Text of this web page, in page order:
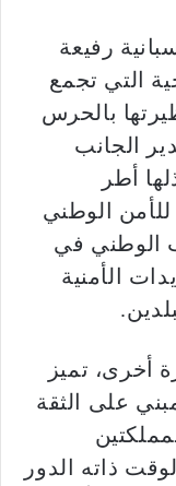
رفيعة
التي تجمع
بالحرس
الجانب
أطر
الوطني
الوطني في
الأمنية
أخرى، تميز
على الثقة
ذاته الدور